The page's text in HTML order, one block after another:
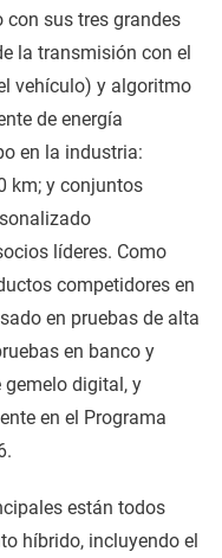
con sus tres grandes
la transmisión con el
vehículo) y algoritmo
de energía
en la industria:
km; y conjuntos
líderes. Como
competidores en
en pruebas de alta
en banco y
digital, y
en el Programa
están todos
híbrido, incluyendo el